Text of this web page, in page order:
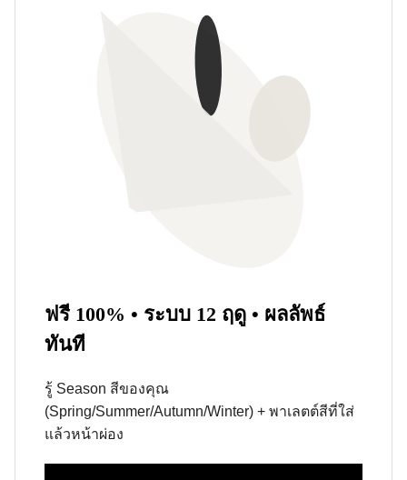
ฟรี 100% • ระบบ 12 ฤดู • ผลลัพธ์
ทันที
รู้ Season สีของคุณ
(Spring/Summer/Autumn/Winter) + พาเลตต์สีที่ใส่
แล้วหน้าผ่อง